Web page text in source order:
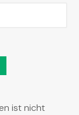
ist nicht